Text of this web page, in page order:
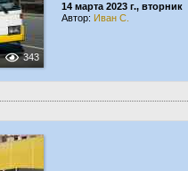
343
14 марта 2023 г., вторник
Автор: Иван С.